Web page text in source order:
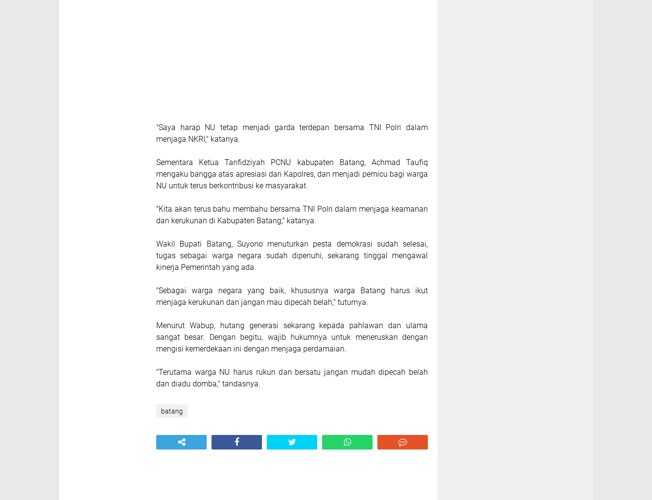
"Saya harap NU tetap menjadi garda terdepan bersama TNI Polri dalam
menjaga NKRI," katanya.
Sementara Ketua Tanfidziyah PCNU kabupaten Batang, Achmad Taufiq
mengaku bangga atas apresiasi dari Kapolres, dan menjadi pemicu bagi warga
NU untuk terus berkontribusi ke masyarakat.
"Kita akan terus bahu membahu bersama TNI Polri dalam menjaga keamanan
dan kerukunan di Kabupaten Batang," katanya.
Wakil Bupati Batang, Suyono menuturkan pesta demokrasi sudah selesai,
tugas sebagai warga negara sudah dipenuhi, sekarang tinggal mengawal
kinerja Pemerintah yang ada.
"Sebagai warga negara yang baik, khususnya warga Batang harus ikut
menjaga kerukunan dan jangan mau dipecah belah," tuturnya.
Menurut Wabup, hutang generasi sekarang kepada pahlawan dan ulama
sangat besar. Dengan begitu, wajib hukumnya untuk meneruskan dengan
mengisi kemerdekaan ini dengan menjaga perdamaian.
"Terutama warga NU harus rukun dan bersatu jangan mudah dipecah belah
dan diadu domba," tandasnya.
batang